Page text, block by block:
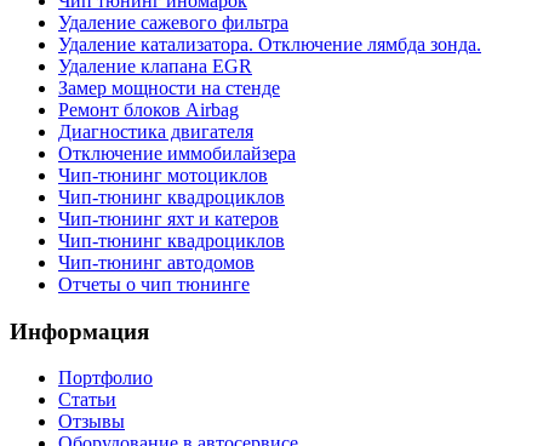
Удаление сажевого фильтра
Удаление катализатора. Отключение лямбда зонда.
Удаление клапана EGR
Замер мощности на стенде
Ремонт блоков Airbag
Диагностика двигателя
Отключение иммобилайзера
Чип-тюнинг мотоциклов
Чип-тюнинг квадроциклов
Чип-тюнинг яхт и катеров
Чип-тюнинг квадроциклов
Чип-тюнинг автодомов
Отчеты о чип тюнинге
Информация
Портфолио
Статьи
Отзывы